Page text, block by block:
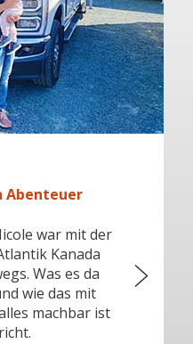
Abenteuer
war mit der
Kanada
Was es da
wie das mit
machbar ist